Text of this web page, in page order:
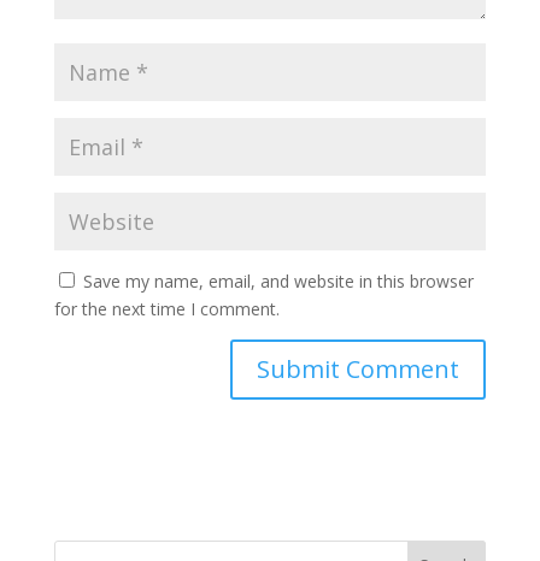
Save my name, email, and website in this browser
for the next time I comment.